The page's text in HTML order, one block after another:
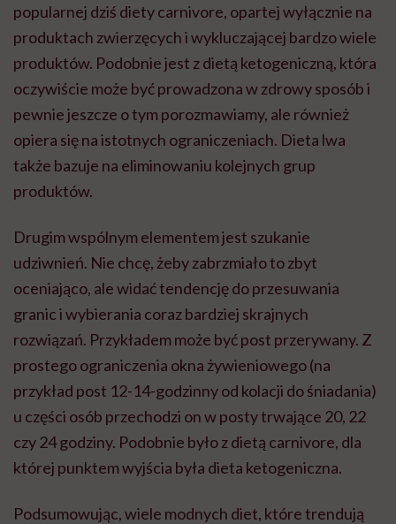
popularnej dziś diety carnivore, opartej wyłącznie na
produktach zwierzęcych i wykluczającej bardzo wiele
produktów. Podobnie jest z dietą ketogeniczną, która
oczywiście może być prowadzona w zdrowy sposób i
pewnie jeszcze o tym porozmawiamy, ale również
opiera się na istotnych ograniczeniach. Dieta lwa
także bazuje na eliminowaniu kolejnych grup
produktów.
Drugim wspólnym elementem jest szukanie
udziwnień. Nie chcę, żeby zabrzmiało to zbyt
oceniająco, ale widać tendencję do przesuwania
granic i wybierania coraz bardziej skrajnych
rozwiązań. Przykładem może być post przerywany. Z
prostego ograniczenia okna żywieniowego (na
przykład post 12-14-godzinny od kolacji do śniadania)
u części osób przechodzi on w posty trwające 20, 22
czy 24 godziny. Podobnie było z dietą carnivore, dla
której punktem wyjścia była dieta ketogeniczna.
Podsumowując, wiele modnych diet, które trendują